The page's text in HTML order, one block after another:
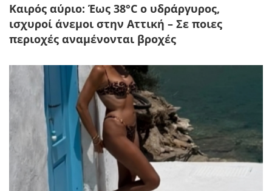
Καιρός αύριο: Έως 38°C ο υδράργυρος,
ισχυροί άνεμοι στην Αττική – Σε ποιες
περιοχές αναμένονται βροχές